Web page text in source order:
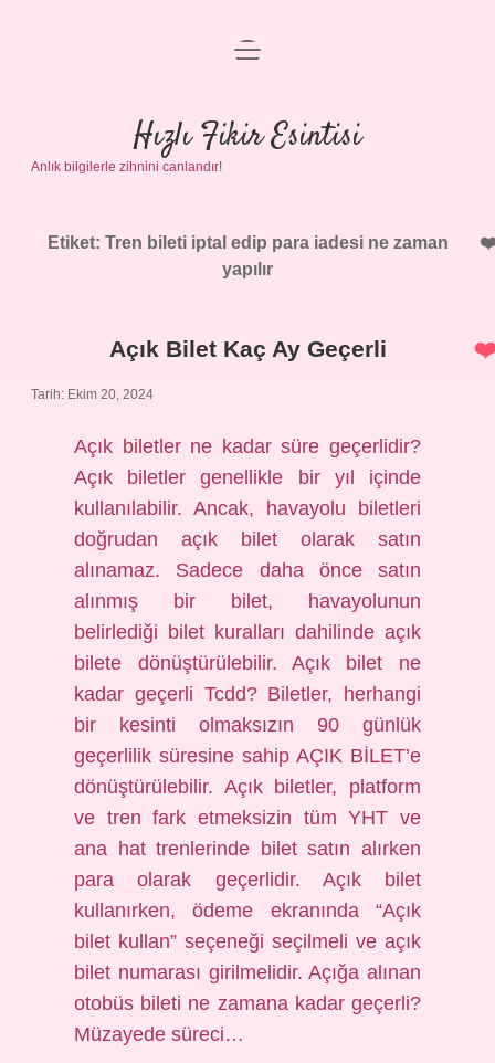
Anasayfa
Gizlilik Politikası
Yasal Uyarı
menüyü
Hızlı Fikir Esintisi
Anlık bilgilerle zihnini canlandır!
Etiket: Tren bileti iptal edip para iadesi ne zaman
yapılır
Açık Bilet Kaç Ay Geçerli
Tarih: Ekim 20, 2024
Açık biletler ne kadar süre geçerlidir?
Açık biletler genellikle bir yıl içinde
kullanılabilir. Ancak, havayolu biletleri
doğrudan açık bilet olarak satın
alınamaz. Sadece daha önce satın
alınmış bir bilet, havayolunun
belirlediği bilet kuralları dahilinde açık
bilete dönüştürülebilir. Açık bilet ne
kadar geçerli Tcdd? Biletler, herhangi
bir kesinti olmaksızın 90 günlük
geçerlilik süresine sahip AÇIK BİLET’e
dönüştürülebilir. Açık biletler, platform
ve tren fark etmeksizin tüm YHT ve
ana hat trenlerinde bilet satın alırken
para olarak geçerlidir. Açık bilet
kullanırken, ödeme ekranında “Açık
bilet kullan” seçeneği seçilmeli ve açık
bilet numarası girilmelidir. Açığa alınan
otobüs bileti ne zamana kadar geçerli?
Müzayede süreci…